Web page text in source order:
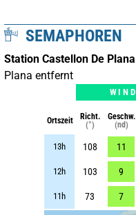
SEMAPHOREN
Station Castellon De Plana
Plana entfernt
WIND
Ortszeit
Richt.
(°)
Geschw.
(nd)
13h 108 11
12h 103 9
11h 73 7